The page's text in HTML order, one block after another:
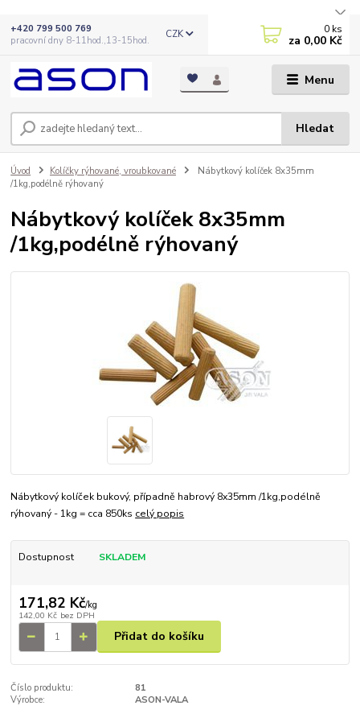
Menu
CZK
Hledat
+420 799 500 769
pracovní dny 8-11hod.,13-15hod.
0 ks
za 0,00 Kč
Úvod Kolíčky rýhované, vroubkované
Nábytkový kolíček 8x35mm
/1kg,podélně rýhovaný
Nábytkový kolíček 8x35mm
/1kg,podélně rýhovaný
Nábytkový kolíček bukový, případně habrový 8x35mm /1kg,podélně
rýhovaný - 1kg = cca 850ks celý popis
Dostupnost SKLADEM
171,82 Kč/kg
142,00 Kč bez DPH
Přidat do košíku
Číslo produktu:
81
Výrobce:
ASON-VALA